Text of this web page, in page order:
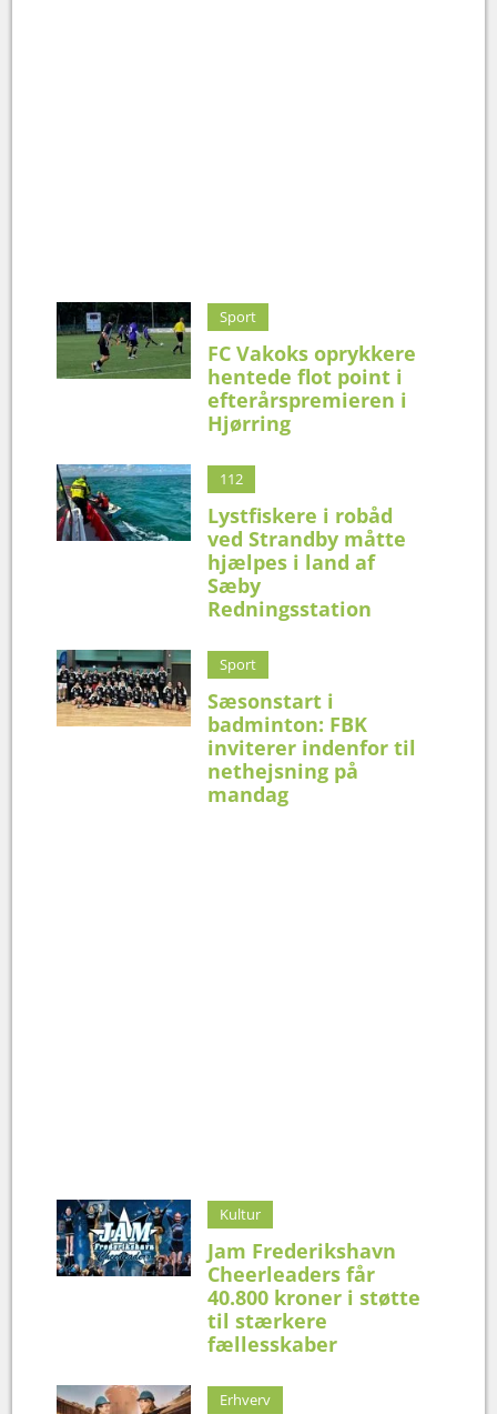
Sport
FC Vakoks oprykkere
hentede flot point i
efterårspremieren i
Hjørring
112
Lystfiskere i robåd
ved Strandby måtte
hjælpes i land af
Sæby
Redningsstation
Sport
Sæsonstart i
badminton: FBK
inviterer indenfor til
nethejsning på
mandag
Kultur
Jam Frederikshavn
Cheerleaders får
40.800 kroner i støtte
til stærkere
fællesskaber
Erhverv